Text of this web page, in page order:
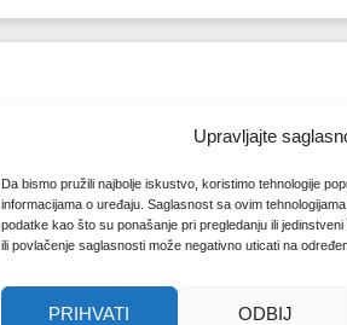
Upravljajte
Da bismo pružili najbolje iskustvo, koristimo tehnologije
informacijama o uređaju. Saglasnost sa ovim
podatke kao što su ponašanje pri pregledanju ili
ili povlačenje saglasnosti može negativno uticati na
PRIHVATI ODBIJ